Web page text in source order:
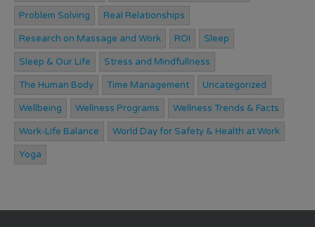
Problem Solving Real Relationships
Research on Massage and Work ROI Sleep
Sleep & Our Life Stress and Mindfullness
The Human Body Time Management Uncategorized
Wellbeing Wellness Programs Wellness Trends & Facts
Work-Life Balance World Day for Safety & Health at Work
Yoga